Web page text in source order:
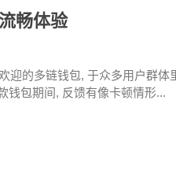
畅体验
迎的多链钱包, 于众多用户群体
钱包期间, 反馈有像卡顿情形...